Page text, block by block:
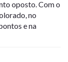
oposto. Com o
no
e na